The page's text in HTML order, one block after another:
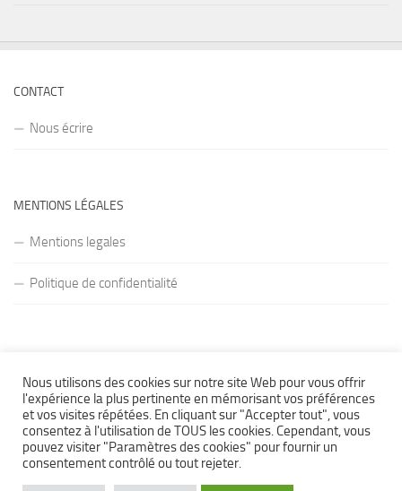
CONTACT
Nous écrire
MENTIONS LÉGALES
Mentions legales
Politique de confidentialité
Formation Bepecaser © 2026. Tous droits réservés.
Fièrement propulsé par - Conçu parThème Hueman
Nous utilisons des cookies sur notre site Web pour vous offrir
l'expérience la plus pertinente en mémorisant vos préférences
et vos visites répétées. En cliquant sur "Accepter tout", vous
consentez à l'utilisation de TOUS les cookies. Cependant, vous
pouvez visiter "Paramètres des cookies" pour fournir un
consentement contrôlé ou tout rejeter.